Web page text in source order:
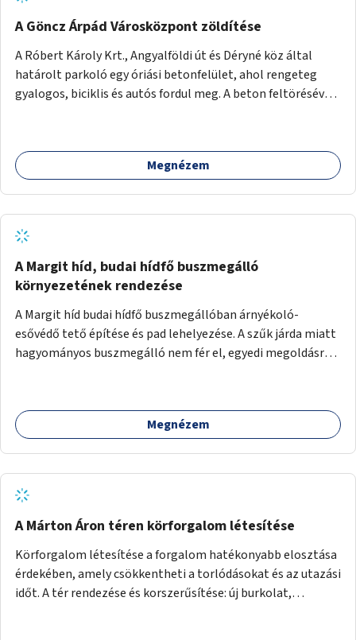
A Göncz Árpád Városközpont zöldítése
A Róbert Károly Krt., Angyalföldi út és Déryné köz által
határolt parkoló egy óriási betonfelület, ahol rengeteg
gyalogos, biciklis és autós fordul meg. A beton feltörésével,
menti járda és a parkoló közé kellene egy zöld sáv,
virágágyásokkal a meglévő fák alá, a lakóépület felőli két
Megnézem
A Margit híd, budai hídfő buszmegálló
környezetének rendezése
A Margit híd budai hídfő buszmegállóban árnyékoló-
esővédő tető építése és pad lehelyezése. A szűk járda miatt
hagyományos buszmegálló nem fér el, egyedi megoldásra
Megnézem
A Márton Áron téren körforgalom létesítése
Körforgalom létesítése a forgalom hatékonyabb elosztása
érdekében, amely csökkentheti a torlódásokat és az utazási
időt. A tér rendezése és korszerűsítése: új burkolat,